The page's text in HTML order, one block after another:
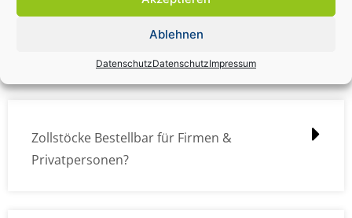
Ablehnen
DatenschutzDatenschutzImpressum
Zollstock Druckdatencheck / Profidatencheck
Zollstöcke Bestellbar für Firmen &
Privatpersonen?